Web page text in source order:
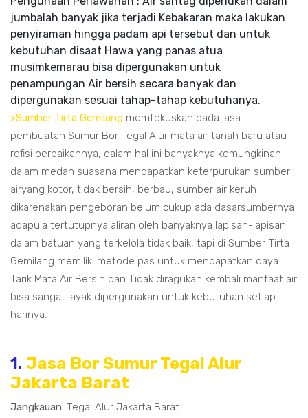
jumbalah banyak jika terjadi Kebakaran maka lakukan
penyiraman hingga padam api tersebut dan untuk
kebutuhan disaat Hawa yang panas atua
musimkemarau bisa dipergunakan untuk
penampungan Air bersih secara banyak dan
dipergunakan sesuai tahap-tahap kebutuhanya.
>Sumber Tirta Gemilang memfokuskan pada jasa
pembuatan Sumur Bor Tegal Alur mata air tanah baru atau
refisi perbaikannya, dalam hal ini banyaknya kemungkinan
dalam medan suasana mendapatkan keterpurukan sumber
airyang kotor, tidak bersih, berbau, sumber air keruh
dikarenakan pengeboran belum cukup ada dasarsumbernya
adapula tertutupnya aliran oleh banyaknya lapisan-lapisan
dalam batuan yang terkelola tidak baik, tapi di Sumber Tirta
Gemilang memiliki metode pas untuk mendapatkan daya
Tarik Mata Air Bersih dan Tidak diragukan kembali manfaat air
bisa sangat layak dipergunakan untuk kebutuhan setiap
harinya.
1. Jasa Bor Sumur Tegal Alur
Jakarta Barat
Jangkauan: Tegal Alur Jakarta Barat